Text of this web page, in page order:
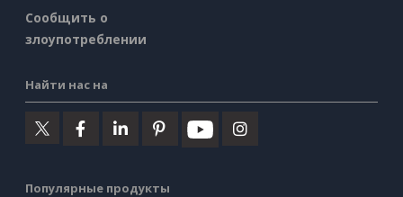
Сообщить о
злоупотреблении
Найти нас на
Популярные продукты